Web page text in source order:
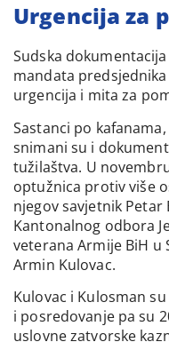
Urgencija za
Sudska
mandata
urgencija i mita za
Sastanci po
snimani su i
tužilaštva. U
optužnica protiv više
njegov savjetnik
Kantonalnog odbora
veterana Armije BiH u
Armin Kulovac.
Kulovac i Kulosman
i posredovanje pa su
uslovne zatvorske